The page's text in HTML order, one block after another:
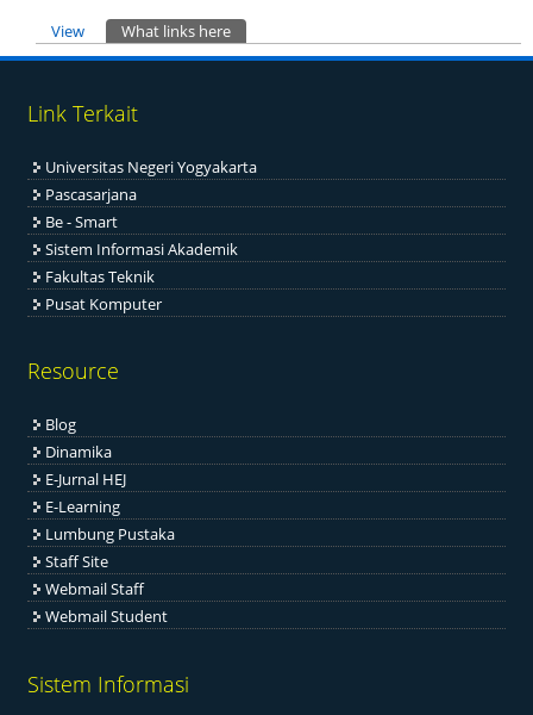
Primary tabs
View What links here
Link Terkait
Universitas Negeri Yogyakarta
Pascasarjana
Be - Smart
Sistem Informasi Akademik
Fakultas Teknik
Pusat Komputer
Resource
Blog
Dinamika
E-Jurnal HEJ
E-Learning
Lumbung Pustaka
Staff Site
Webmail Staff
Webmail Student
Sistem Informasi